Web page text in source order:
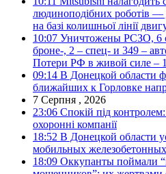
людиноподібних роботів —
на базі колишньої лінії
10:07 Уничтожены РСЗО, 6
броне-, 2 – спец- и 349 –
Потери РФ в живой силе –
09:14 В Донецкой области
ближайших к Горловке
7 Серпня , 2026
23:06 Спокій під
охоронні компанії
18:52 В Донецкой области
мобильных
18:09 Оккупанты поймали